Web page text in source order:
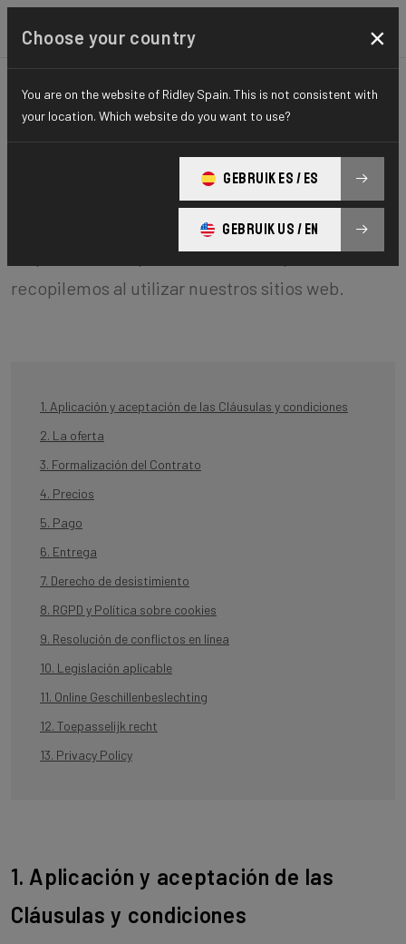
Condiciones de uso
BCF ("Belgian Cycling Factory") opera ridley-
bikes.com y puede operar otros sitios web. Es
política de BCF respetar su privacidad con
respecto a cualquier información que
recopilemos al utilizar nuestros sitios web.
1. Aplicación y aceptación de las Cláusulas y condiciones
2. La oferta
3. Formalización del Contrato
4. Precios
5. Pago
6. Entrega
7. Derecho de desistimiento
8. RGPD y Política sobre cookies
9. Resolución de conflictos en línea
10. Legislación aplicable
11. Online Geschillenbeslechting
12. Toepasselijk recht
13. Privacy Policy
1. Aplicación y aceptación de las
Cláusulas y condiciones
Choose your country ×
You are on the website of Ridley Spain. This is not consistent with
your location. Which website do you want to use?
GEBRUIK ES / ES
GEBRUIK US / EN